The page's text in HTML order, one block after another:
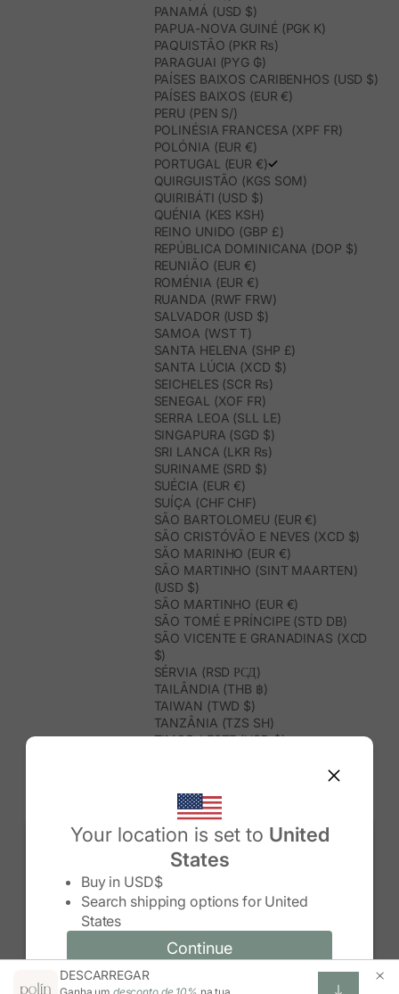
Your location is set to United
States
Buy in USD$
Search shipping options for United
States
Continue
Change country/region and language
Change country/region
Continue
PANAMÁ (USD $)
PAPUA-NOVA GUINÉ (PGK K)
PAQUISTÃO (PKR ₨)
PARAGUAI (PYG ₲)
PAÍSES BAIXOS CARIBENHOS (USD $)
PAÍSES BAIXOS (EUR €)
PERU (PEN S/)
POLINÉSIA FRANCESA (XPF FR)
POLÓNIA (EUR €)
PORTUGAL (EUR €)
QUIRGUISTÃO (KGS SOM)
QUIRIBÁTI (USD $)
QUÉNIA (KES KSH)
REINO UNIDO (GBP £)
REPÚBLICA DOMINICANA (DOP $)
REUNIÃO (EUR €)
ROMÉNIA (EUR €)
RUANDA (RWF FRW)
SALVADOR (USD $)
SAMOA (WST T)
SANTA HELENA (SHP £)
SANTA LÚCIA (XCD $)
SEICHELES (SCR ₨)
SENEGAL (XOF FR)
SERRA LEOA (SLL LE)
SINGAPURA (SGD $)
SRI LANCA (LKR ₨)
SURINAME (SRD $)
SUÉCIA (EUR €)
SUÍÇA (CHF CHF)
SÃO BARTOLOMEU (EUR €)
SÃO CRISTÓVÃO E NEVES (XCD $)
SÃO MARINHO (EUR €)
SÃO MARTINHO (SINT MAARTEN)
(USD $)
SÃO MARTINHO (EUR €)
SÃO TOMÉ E PRÍNCIPE (STD DB)
SÃO VICENTE E GRANADINAS (XCD
$)
SÉRVIA (RSD РСД)
TAILÂNDIA (THB ฿)
TAIWAN (TWD $)
TANZÂNIA (TZS SH)
TIMOR-LESTE (USD $)
TRINDADE E TOBAGO (TTD $)
TUNÍSIA (USD $)
TURQUEMENISTÃO (USD $)
TURQUIA (TRY ₺)
TUVALU (AUD $)
UGANDA (UGX USH)
URUGUAI (UYU $U)
USBEQUISTÃO (UZS SO'M)
VENEZUELA (USD $)
VIETNAME (VND ₫)
WALLIS E FUTUNA (XPF FR)
DESCARREGAR